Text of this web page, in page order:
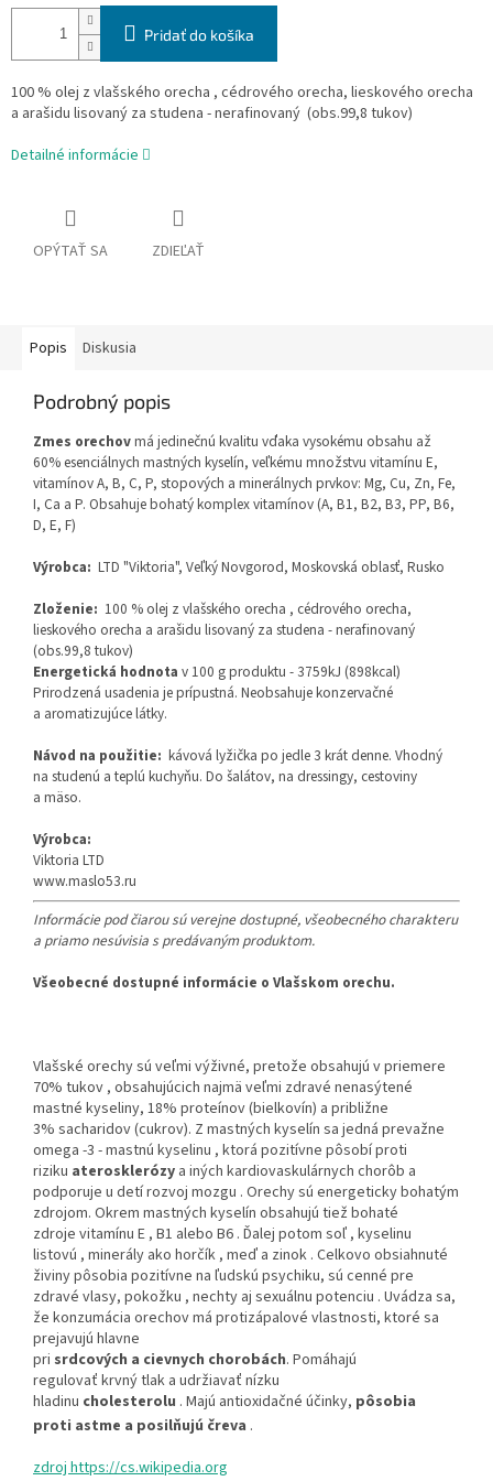
Pridať do košíka
100 % olej z vlašského orecha , cédrového orecha, lieskového orecha
a arašidu lisovaný za studena - nerafinovaný (obs.99,8 tukov)
Detailné informácie
OPÝTAŤ SA ZDIEĽAŤ
Popis Diskusia
Podrobný popis
Zmes orechovmá jedinečnú kvalitu vďaka vysokému obsahu až
60% esenciálnych mastných kyselín, veľkému množstvu vitamínu E,
vitamínov A, B, C, P, stopových a minerálnych prvkov: Mg, Cu, Zn, Fe,
I, Ca a P. Obsahuje bohatý komplex vitamínov (A, B1, B2, B3, PP, B6,
D, E, F)
Výrobca: LTD "Viktoria", Veľký Novgorod, Moskovská oblasť, Rusko
Zloženie: 100 % olej z vlašského orecha , cédrového orecha,
lieskového orecha a arašidu lisovaný za studena - nerafinovaný
(obs.99,8 tukov)
Energetická hodnota v 100 g produktu - 3759kJ (898kcal)
Prirodzená usadenia je prípustná. Neobsahuje konzervačné
a aromatizujúce látky.
Návod na použitie: kávová lyžička po jedle 3 krát denne. Vhodný
na studenú a teplú kuchyňu. Do šalátov, na dressingy, cestoviny
a mäso.
Výrobca:
Viktoria LTD
www.maslo53.ru
Informácie pod čiarou sú verejne dostupné, všeobecného charakteru
a priamo nesúvisia s predávaným produktom.
Všeobecné dostupné informácie o Vlašskom orechu.
Vlašské orechy sú veľmi výživné, pretože obsahujú v priemere
70% tukov, obsahujúcich najmä veľmi zdravé nenasýtené
mastné kyseliny, 18% proteínov(bielkovín) a približne
3% sacharidov(cukrov). Z mastných kyselín sa jedná prevažne
omega -3 - mastnú kyselinu , ktorá pozitívne pôsobí proti
riziku aterosklerózy a iných kardiovaskulárnych chorôb a
podporuje u detí rozvoj mozgu . Orechy sú energeticky bohatým
zdrojom. Okrem mastných kyselín obsahujú tiež bohaté
zdroje vitamínu E , B1 alebo B6 . Ďalej potom soľ , kyselinu
listovú , minerály ako horčík , meď a zinok . Celkovo obsiahnuté
živiny pôsobia pozitívne na ľudskú psychiku, sú cenné pre
zdravé vlasy, pokožku , nechty aj sexuálnu potenciu . Uvádza sa,
že konzumácia orechov má protizápalové vlastnosti, ktoré sa
prejavujú hlavne
pri srdcových a cievnych chorobách. Pomáhajú
regulovať krvný tlak a udržiavať nízku
hladinu cholesterolu . Majú antioxidačné účinky, pôsobia
proti astme a posilňujú čreva .
zdroj https://cs.wikipedia.org